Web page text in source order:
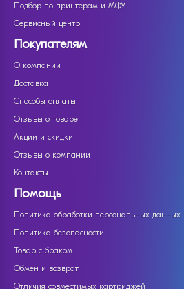
Подбор по принтерам и МФУ
Сервисный центр
Покупателям
О компании
Доставка
Способы оплаты
Отзывы о товаре
Акции и скидки
Отзывы о компании
Контакты
Помощь
Политика обработки персональных данных
Политика безопасности
Товар с браком
Обмен и возврат
Отличия совместимых картриджей